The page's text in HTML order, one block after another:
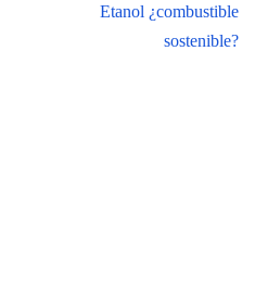
Etanol ¿combustible
sostenible?